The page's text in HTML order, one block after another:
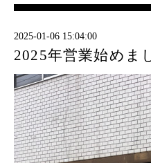
2025-01-06 15:04:00
2025年営業始めま